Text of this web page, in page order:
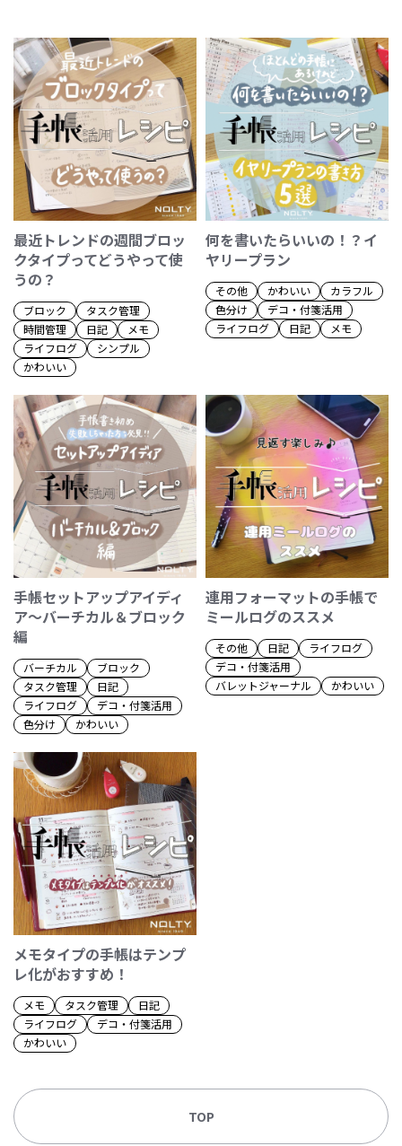
最近トレンドの週間ブロッ
クタイプってどうやって使
うの？
ブロック
タスク管理
時間管理
日記
メモ
ライフログ
シンプル
かわいい
何を書いたらいいの！？イ
ヤリープラン
その他 かわいい
カラフル
色分け
デコ・付箋活用
ライフログ
日記 メモ
手帳セットアップアイディ
ア～バーチカル＆ブロック
編
バーチカル
ブロック
タスク管理
日記
ライフログ
デコ・付箋活用
色分け
かわいい
連用フォーマットの手帳で
ミールログのススメ
その他 日記
ライフログ
デコ・付箋活用
バレットジャーナル
かわいい
メモタイプの手帳はテンプ
レ化がおすすめ！
メモ タスク管理
日記
ライフログ
デコ・付箋活用
かわいい
TOP